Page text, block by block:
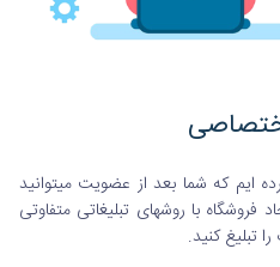
ایم که شما بعد از عضویت میتوانید
فروشگاه با روشهای تبلیغاتی متفاوتی
تبلیغ کنید.